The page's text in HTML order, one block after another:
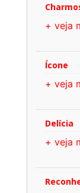
+ veja
Ícone
+ veja
Delícia
+ veja